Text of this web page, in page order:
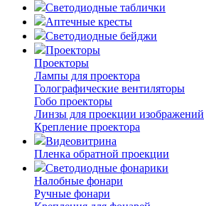
Светодиодные таблички
Аптечные кресты
Светодиодные бейджи
Проекторы
Проекторы
Лампы для проектора
Голографические вентиляторы
Гобо проекторы
Линзы для проекции изображений
Крепление проектора
Видеовитрина
Пленка обратной проекции
Светодиодные фонарики
Налобные фонари
Ручные фонари